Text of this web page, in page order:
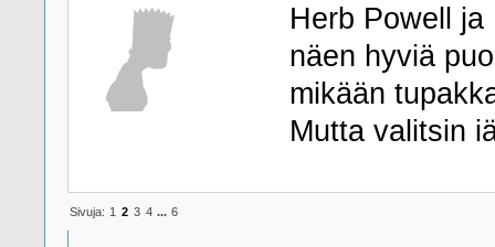
Herb Powell
näen hyviä
mikään
Mutta valitsin
Sivuja: 1 2 3 4 ... 6